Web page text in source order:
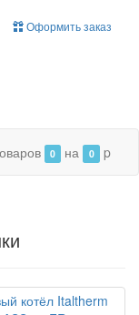
Оформить заказ
0 на 0 p